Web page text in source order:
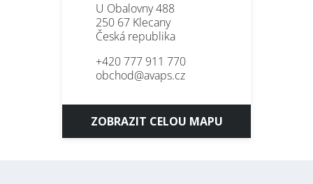
U Obalovny 488
250 67 Klecany
Česká republika
+420 777 911 770
obchod@avaps.cz
ZOBRAZIT CELOU MAPU